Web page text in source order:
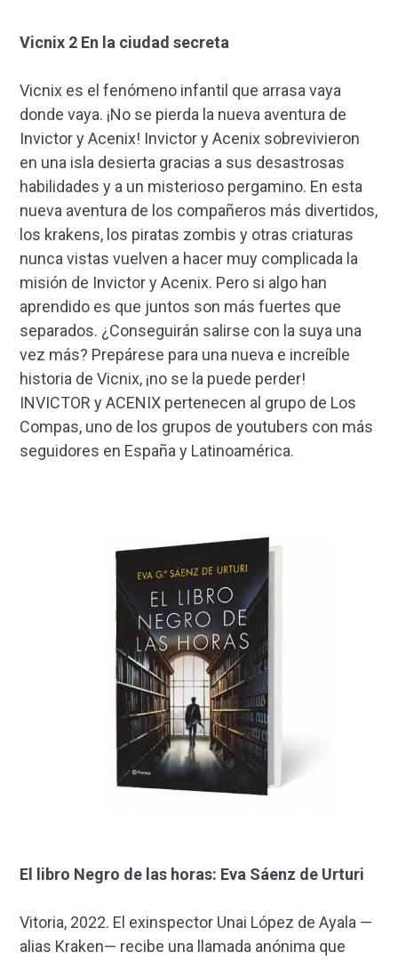
Vicnix 2 En la ciudad secreta
Vicnix es el fenómeno infantil que arrasa vaya
donde vaya. ¡No se pierda la nueva aventura de
Invictor y Acenix! Invictor y Acenix sobrevivieron
en una isla desierta gracias a sus desastrosas
habilidades y a un misterioso pergamino. En esta
nueva aventura de los compañeros más divertidos,
los krakens, los piratas zombis y otras criaturas
nunca vistas vuelven a hacer muy complicada la
misión de Invictor y Acenix. Pero si algo han
aprendido es que juntos son más fuertes que
separados. ¿Conseguirán salirse con la suya una
vez más? Prepárese para una nueva e increíble
historia de Vicnix, ¡no se la puede perder!
INVICTOR y ACENIX pertenecen al grupo de Los
Compas, uno de los grupos de youtubers con más
seguidores en España y Latinoamérica.
El libro Negro de las horas: Eva Sáenz de Urturi
Vitoria, 2022. El exinspector Unai López de Ayala —
alias Kraken— recibe una llamada anónima que